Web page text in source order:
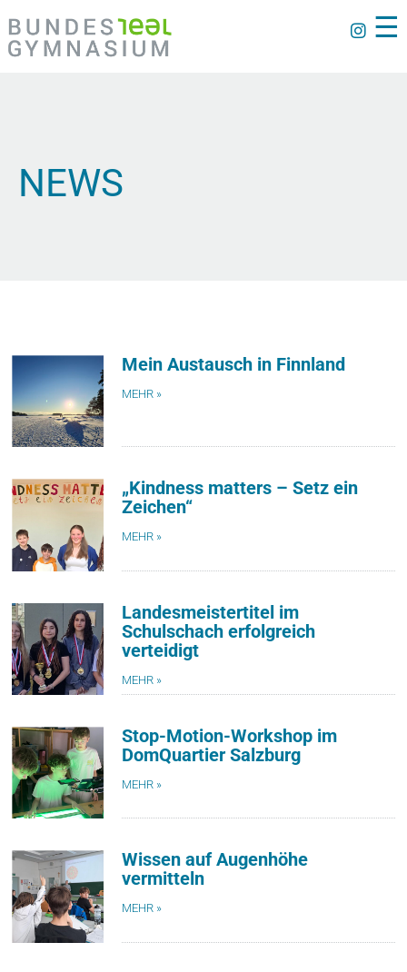
☰
NEWS
Mein Austausch in Finnland
MEHR »
„Kindness matters – Setz ein
Zeichen“
MEHR »
Landesmeistertitel im
Schulschach erfolgreich
verteidigt
MEHR »
Stop-Motion-Workshop im
DomQuartier Salzburg
MEHR »
Wissen auf Augenhöhe
vermitteln
MEHR »